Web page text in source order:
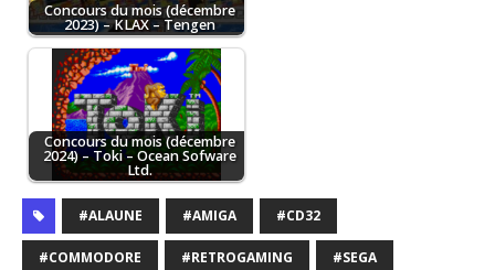
Concours du mois (décembre
2023) – KLAX – Tengen
Concours du mois (décembre
2024) – Toki – Ocean Sofware
Ltd.
#ALAUNE #AMIGA #CD32
#COMMODORE #RETROGAMING #SEGA